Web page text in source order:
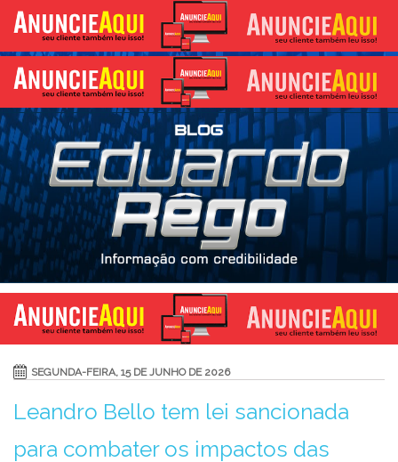
SEGUNDA-FEIRA, 15 DE JUNHO DE 2026
Leandro Bello tem lei sancionada
para combater os impactos das